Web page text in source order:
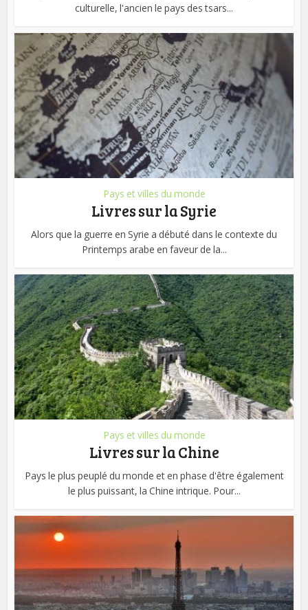
culturelle, l'ancien le pays des tsars...
Pays et villes du monde
Livres sur la Syrie
Alors que la guerre en Syrie a débuté dans le contexte du
Printemps arabe en faveur de la...
Pays et villes du monde
Livres sur la Chine
Pays le plus peuplé du monde et en phase d'être également
le plus puissant, la Chine intrique. Pour...